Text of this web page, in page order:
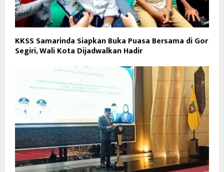
KKSS Samarinda Siapkan Buka Puasa Bersama di Gor
Segiri, Wali Kota Dijadwalkan Hadir